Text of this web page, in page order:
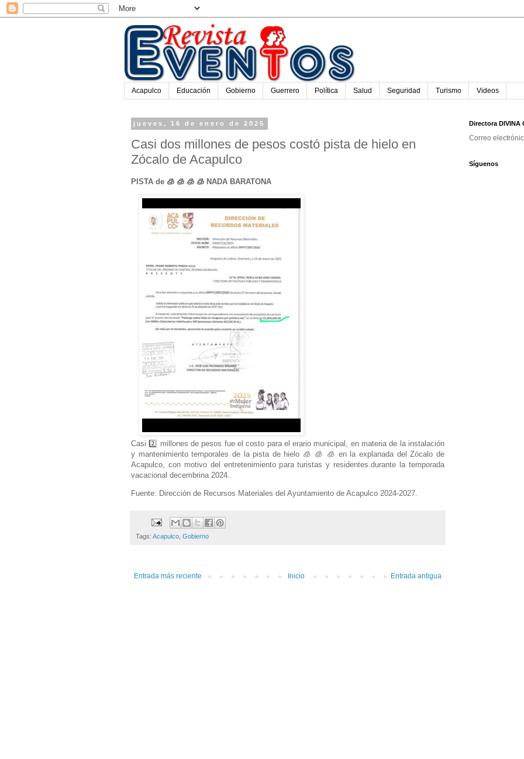
Acapulco Educación Gobierno Guerrero Política Salud Seguridad Turismo Videos
jueves, 16 de enero de 2025
Casi dos millones de pesos costó pista de hielo en
Zócalo de Acapulco
PISTA de 🧊 🧊 🧊 🧊 NADA BARATONA
Casi 2️⃣ millones de pesos fue el costo para el erario municipal, en materia de la instalación
y mantenimiento temporales de la pista de hielo 🧊 🧊 🧊 en la explanada del Zócalo de
Acapulco, con motivo del entretenimiento para turistas y residentes.durante la temporada
vacacional decembrina 2024.
Fuente: Dirección de Recursos Materiales del Ayuntamiento de Acapulco 2024-2027.
Tags: Acapulco Gobierno
Entrada más reciente Entrada antigua
Inicio
Directora DIVINA
Correo
Síguenos